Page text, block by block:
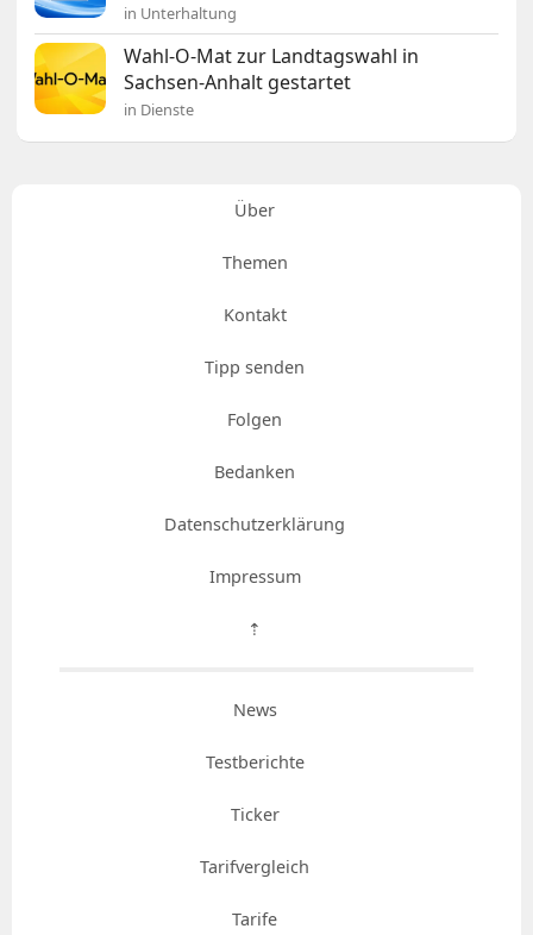
in Unterhaltung
Wahl-O-Mat zur Landtagswahl in
Sachsen-Anhalt gestartet
in Dienste
Über
Themen
Kontakt
Tipp senden
Folgen
Bedanken
Datenschutzerklärung
Impressum
⇡
News
Testberichte
Ticker
Tarifvergleich
Tarife